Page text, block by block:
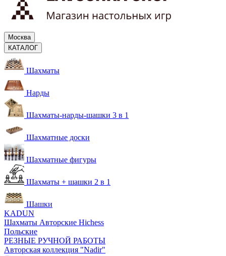
Москва
КАТАЛОГ
Шахматы
Нарды
Шахматы-нарды-шашки 3 в 1
Шахматные доски
Шахматные фигуры
Шахматы + шашки 2 в 1
Шашки
KADUN
Шахматы Авторские Hichess
Польские
РЕЗНЫЕ РУЧНОЙ РАБОТЫ
Авторская коллекция "Nadir"